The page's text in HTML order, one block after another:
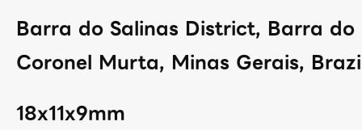
Barra do Salinas District, Barra do
Coronel Murta, Minas Gerais,
18x11x9mm